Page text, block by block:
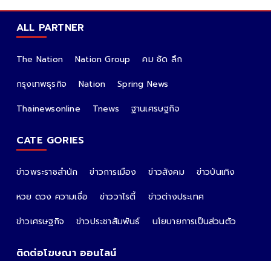
ALL PARTNER
The Nation Nation Group
คม ชัด ลึก
กรุงเทพธุรกิจ
Nation
Spring News
Thainewsonline
Tnews ฐานเศรษฐกิจ
CATE GORIES
ข่าวพระราชสำนัก ข่าวการเมือง ข่าวสังคม
ข่าวบันเทิง
หวย ดวง ความเชื่อ
ข่าววาไรตี้
ข่าวต่างประเทศ
ข่าวเศรษฐกิจ
ข่าวประชาสัมพันธ์ นโยบายการเป็นส่วนตัว
ติดต่อโฆษณา ออนไลน์